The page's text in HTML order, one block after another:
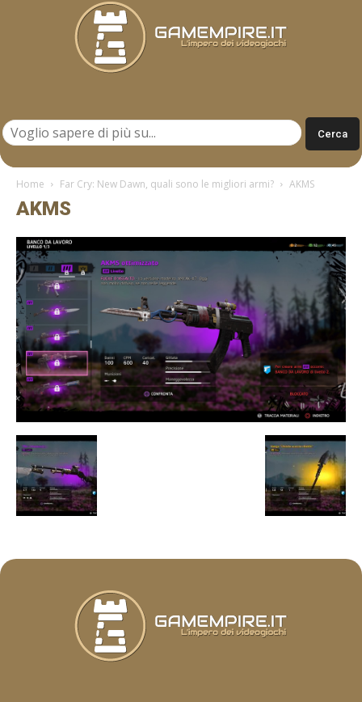
Home Far Cry: New Dawn, quali sono le migliori armi? AKMS
AKMS